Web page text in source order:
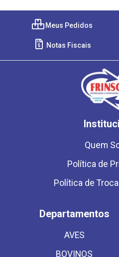
Meus Pedidos
Notas Fiscais
Quem
Política de
Política de
Departamentos
AVES
BOVINOS